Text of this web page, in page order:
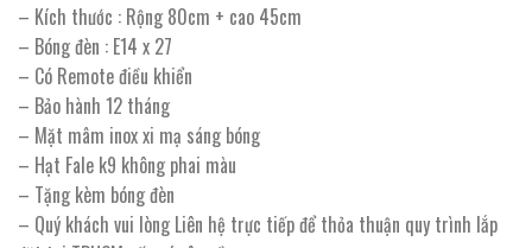
– Kích thước : Rộng 80cm + cao 45cm
– Bóng đèn : E14 x 27
– Có Remote điều khiển
– Bảo hành 12 tháng
– Mặt mâm inox xi mạ sáng bóng
– Hạt Fale k9 không phai màu
– Tặng kèm bóng đèn
– Quý khách vui lòng Liên hệ trực tiếp để thỏa thuận quy trình lắp